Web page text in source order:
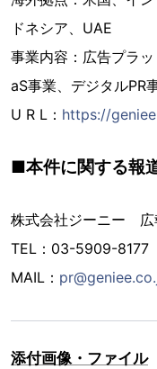
ドネシア、UAE
事業内容：広告プラ
aS事業、デジタルPR
U R L： https://
■本件に関する報
株式会社ジーニー 広
TEL：03-5909-8177
MAIL：
添付画像・ファイル